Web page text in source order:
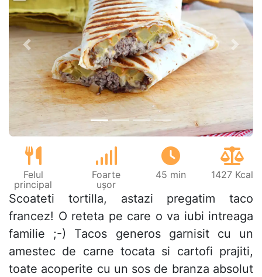
Precedentul
Felul
principal
Foarte
ușor
45 min 1427 Kcal
Scoateti tortilla, astazi pregatim taco
francez! O reteta pe care o va iubi intreaga
familie ;-) Tacos generos garnisit cu un
amestec de carne tocata si cartofi prajiti,
toate acoperite cu un sos de branza absolut